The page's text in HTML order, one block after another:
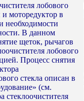
лобового
моторедуктор в
необходимости
В данном
щеток, рычагов
лобового
Процесс снятия
стекла описан в
(см.
стеклоочистителя